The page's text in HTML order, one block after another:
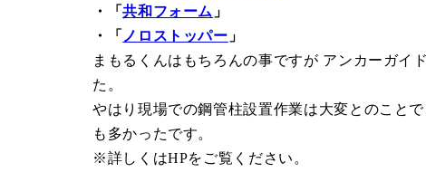
・「共和フォーム 」
・「 ノロストッパー 」
まもるくんはもちろんの事ですが アンカーガイ
た。
やはり現場での鋼管柱設置作業は大変とのこと
も多かったです。
※詳しくはHPをご覧ください。